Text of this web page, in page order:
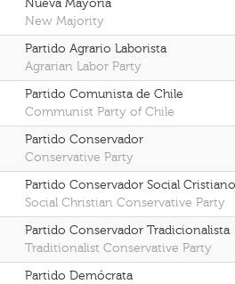
Nueva Mayoría
New Majority
Partido Agrario Laborista
Agrarian Labor Party
Partido Comunista de Chile
Communist Party of Chile
Partido Conservador
Conservative Party
Partido Conservador Social Cristiano
Social Christian Conservative Party
Partido Conservador Tradicionalista
Traditionalist Conservative Party
Partido Demócrata